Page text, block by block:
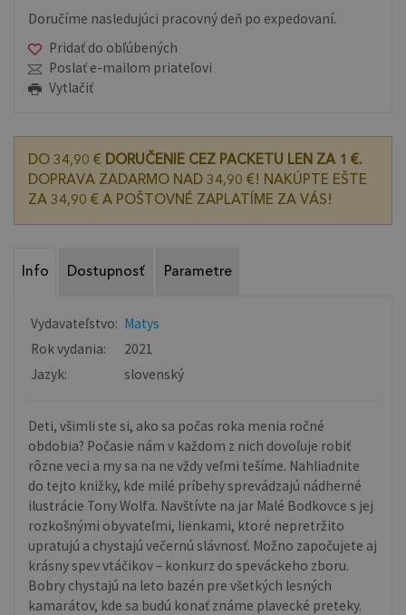
Doručíme nasledujúci pracovný deň po expedovaní.
Pridať do obľúbených
Poslať e-mailom priateľovi
Vytlačiť
DO 34,90 € DORUČENIE CEZ PACKETU LEN ZA 1 €.
DOPRAVA ZADARMO NAD 34,90 €! NAKÚPTE EŠTE
ZA 34,90 € A POŠTOVNÉ ZAPLATÍME ZA VÁS!
Info Dostupnosť Parametre
Vydavateľstvo: Matys
Rok vydania:
2021
Jazyk:
slovenský
Deti, všimli ste si, ako sa počas roka menia ročné
obdobia? Počasie nám v každom z nich dovoľuje robiť
rôzne veci a my sa na ne vždy veľmi tešíme. Nahliadnite
do tejto knižky, kde milé príbehy sprevádzajú nádherné
ilustrácie Tony Wolfa. Navštívte na jar Malé Bodkovce s jej
rozkošnými obyvateľmi, lienkami, ktoré nepretržito
upratujú a chystajú večernú slávnosť. Možno započujete aj
krásny spev vtáčikov – konkurz do speváckeho zboru.
Bobry chystajú na leto bazén pre všetkých lesných
kamarátov, kde sa budú konať známe plavecké preteky.